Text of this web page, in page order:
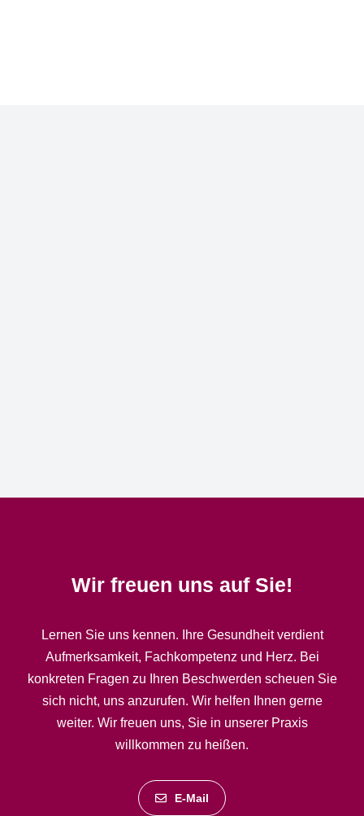
Wir freuen uns auf Sie!
Lernen Sie uns kennen. Ihre Gesundheit verdient
Aufmerksamkeit, Fachkompetenz und Herz. Bei
konkreten Fragen zu Ihren Beschwerden scheuen Sie
sich nicht, uns anzurufen. Wir helfen Ihnen gerne
weiter. Wir freuen uns, Sie in unserer Praxis
willkommen zu heißen.
E-Mail